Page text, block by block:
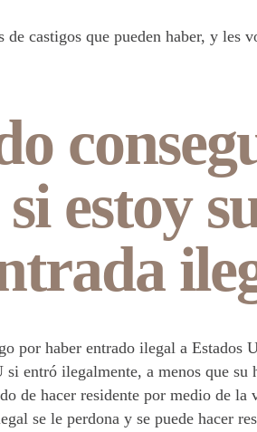
de castigos que pueden haber, y les
estoy
por haber entrado ilegal a Estados
si entró ilegalmente, a menos que
de hacer residente por medio de
se le perdona y se puede hacer